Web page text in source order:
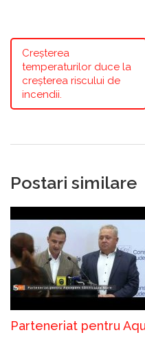
Creșterea
temperaturilor duce la
creșterea riscului de
incendii.
Postari similare
Parteneriat pentru